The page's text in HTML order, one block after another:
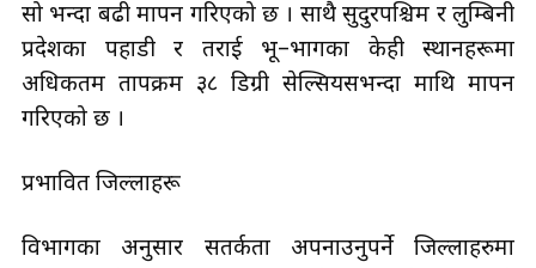
सो भन्दा बढी मापन गरिएको छ । साथै सुदुरपश्चिम र लुम्बिनी
प्रदेशका पहाडी र तराई भू–भागका केही स्थानहरूमा
अधिकतम तापक्रम ३८ डिग्री सेल्सियसभन्दा माथि मापन
गरिएको छ ।
प्रभावित जिल्लाहरू
विभागका अनुसार सतर्कता अपनाउनुपर्ने जिल्लाहरुमा